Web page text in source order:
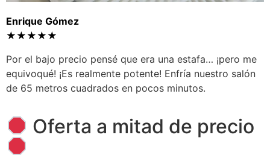
Enrique Gómez
★★★★★
Por el bajo precio pensé que era una estafa… ¡pero me
equivoqué! ¡Es realmente potente! Enfría nuestro salón
de 65 metros cuadrados en pocos minutos.
Oferta a mitad de precio